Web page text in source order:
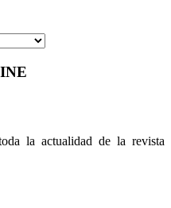
la actualidad de la revista